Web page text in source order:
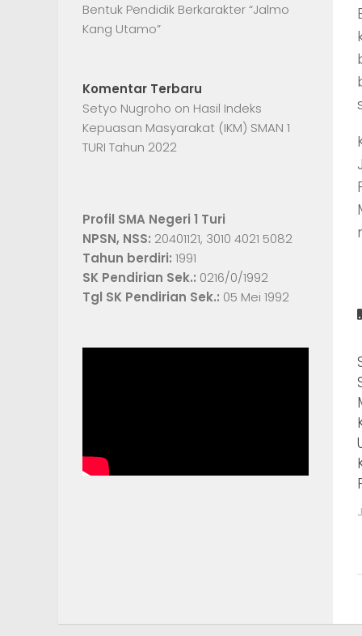
Bentuk Pendidik Berkarakter “Jalmo
Kang Utamo”
Komentar Terbaru
Setyo Nugroho on Hasil Indeks
Kepuasan Masyarakat (IKM) SMAN 1
TURI Tahun 2022
Profil SMA Negeri 1 Turi
NPSN, NSS: 20401121, 3010 4021 5082
Tahun berdiri: 1991
SK Pendirian Sek.: 0216/0/1992
Tgl SK Pendirian Sek.: 05 Mei 1992